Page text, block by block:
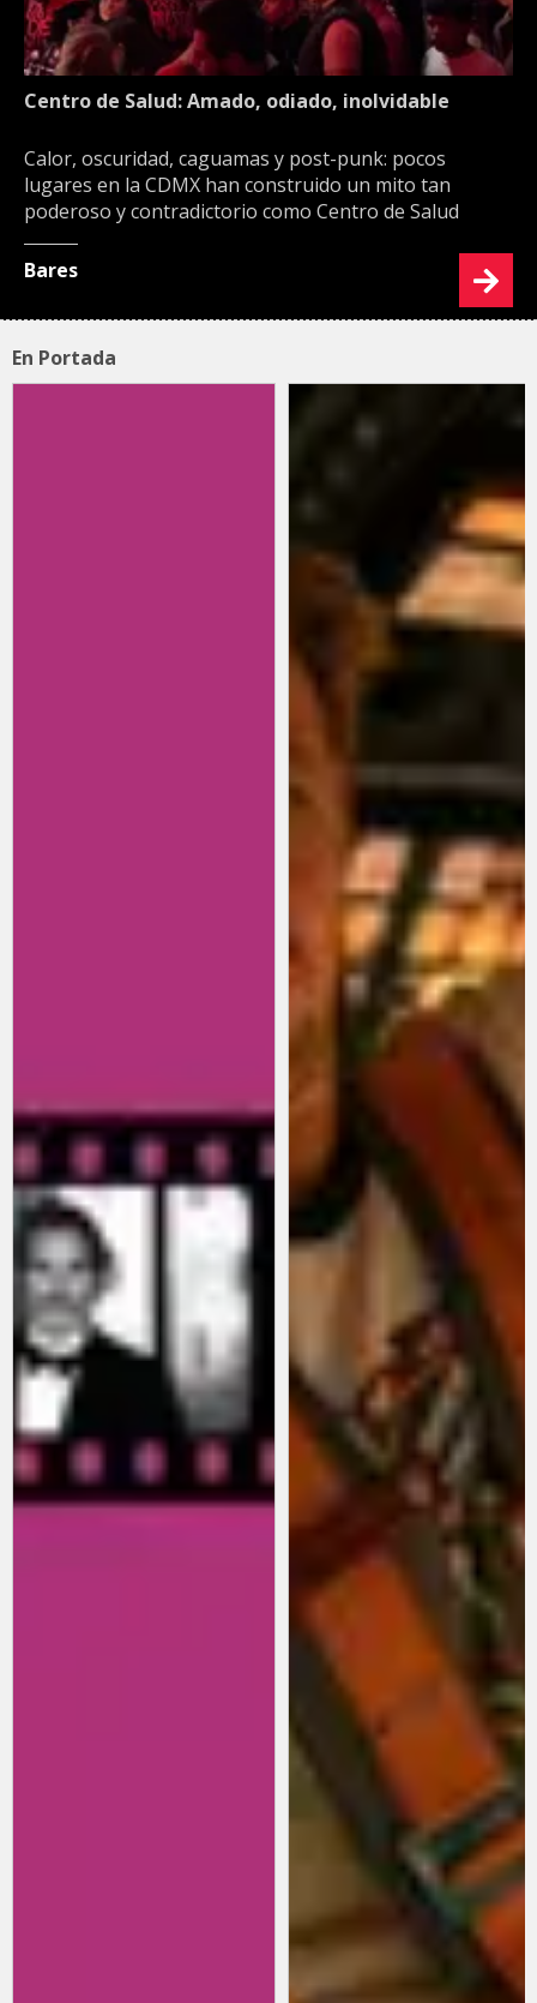
Centro de Salud: Amado, odiado, inolvidable
Calor, oscuridad, caguamas y post-punk: pocos
lugares en la CDMX han construido un mito tan
poderoso y contradictorio como Centro de Salud
Bares
En Portada